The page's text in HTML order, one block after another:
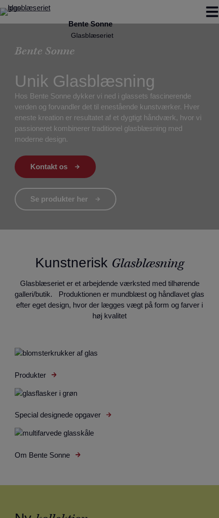
Hop
til
indholdet
Bente Sonne
Unik Glasblæsning
Hos Bente Sonne dykker vi ned i glassets fascinerende
verden og forvandler det til enestående kunstværker. Hver
eneste kreation er resultatet af et dygtigt håndværk, hvor vi
passioneret kombinerer traditionel glasblæsning med
moderne design.
Kontakt os
Se produkter her
Kunstnerisk Glasblæsning
Glasblæseriet er et arbejdende værksted med tilhørende
galleri/butik. Produktionen er mundblæst og håndlavet glas
efter eget design, hvor der lægges vægt på form og farver i
høj kvalitet
Produkter
Special designede opgaver
Om Bente Sonne